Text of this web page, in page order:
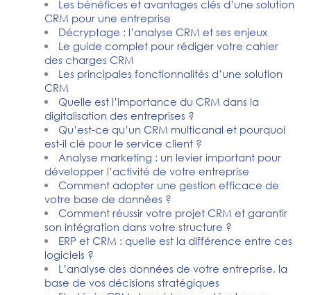
Les bénéfices et avantages clés d’une solution
CRM pour une entreprise
Décryptage : l’analyse CRM et ses enjeux
Le guide complet pour rédiger votre cahier
des charges CRM
Les principales fonctionnalités d’une solution
CRM
Quelle est l’importance du CRM dans la
digitalisation des entreprises ?
Qu’est-ce qu’un CRM multicanal et pourquoi
est-il clé pour le service client ?
Analyse marketing : un levier important pour
développer l’activité de votre entreprise
Comment adopter une gestion efficace de
votre base de données ?
Comment réussir votre projet CRM et garantir
son intégration dans votre structure ?
ERP et CRM : quelle est la différence entre ces
logiciels ?
L’analyse des données de votre entreprise, la
base de vos décisions stratégiques